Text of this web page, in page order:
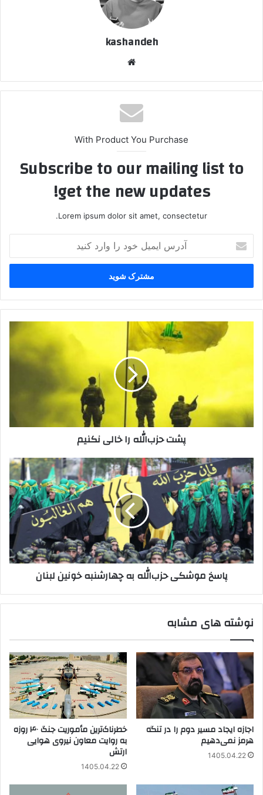
kashandeh
With Product You Purchase
Subscribe to our mailing list to
get the new updates!
Lorem ipsum dolor sit amet, consectetur.
ایمیل
خود
وارد
کنید
پشت حزب‌الله را خالی نکنیم
پاسخ
موشکی
حزب‌الله
به
چهارشنبه
خونین
لبنان
پاسخ موشکی حزب‌الله به چهارشنبه خونین لبنان
نوشته های مشابه
اجازه ایجاد مسیر دوم را در تنگه
هرمز نمی‌دهیم
1405.04.22
خطرناک‌ترین مأموریت جنگ ۴۰ روزه
به روایت معاون نیروی هوایی
ارتش
1405.04.22